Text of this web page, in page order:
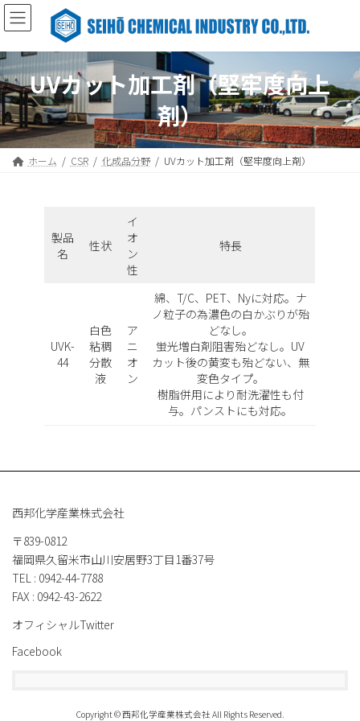
コ
ン
ン
ツ
へ
ス
キ
ッ
プ
ナ
ビ
ー
シ
ョ
ン
に
移
動
UVカット加工剤（堅牢度向上
剤）
ホーム CSR 化成品分野 UVカット加工剤（堅牢度向上剤）
製品
名
性状
イ
オ
ン
性
特長
UVK-
44
白色
粘稠
分散
液
ア
ニ
オ
ン
綿、T/C、PET、Nyに対応。ナ
ノ粒子の為濃色の白かぶりが殆
どなし。
蛍光増白剤阻害殆どなし。UV
カット後の黄変も殆どない、無
変色タイプ。
樹脂併用により耐洗濯性も付
与。パンストにも対応。
西邦化学産業株式会社
〒839-0812
福岡県久留米市山川安居野3丁目1番37号
TEL : 0942-44-7788
FAX : 0942-43-2622
オフィシャルTwitter
Facebook
Copyright © 西邦化学産業株式会社 All Rights Reserved.